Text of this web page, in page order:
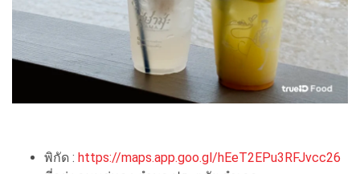
พิกัด : https://maps.app.goo.gl/hEeT2EPu3RFJvcc26